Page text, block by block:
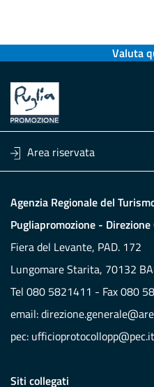
Valuta
Area riservata
Agenzia Regionale del
Pugliapromozione - Direzione
Fiera del Levante, PAD. 172
Lungomare Starita, 70132
Tel 080 5821411 - Fax 080
email:
pec: ufficioprotocollopp@pec.it
Siti collegati